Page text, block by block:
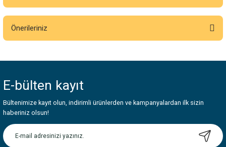
Bu ürüne ilk yorumu siz yapın!
Önerileriniz
Görüş ve önerileriniz için teşekkür ederiz.
Ürün resmi kalitesiz, bozuk veya görüntülenemiyor.
Ürün açıklamasında eksik bilgiler bulunuyor.
Ürün bilgilerinde hatalar bulunuyor.
E-bülten kayıt
Bültenimize kayıt olun, indirimli ürünlerden ve kampanyalardan ilk sizin
haberiniz olsun!